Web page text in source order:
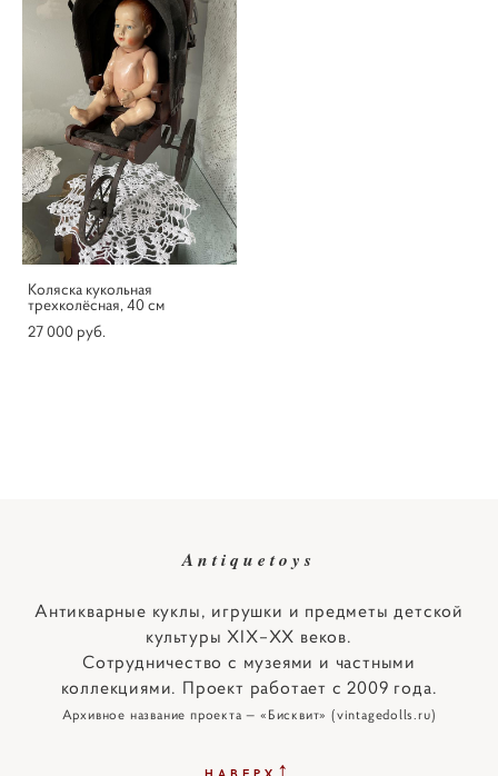
Коляска кукольная
трехколёсная, 40 см
27 000 pуб.
Antiquetoys
Антикварные куклы, игрушки и предметы детской
культуры XIX–XX веков.
Сотрудничество с музеями и частными
коллекциями. Проект работает с 2009 года.
Архивное название проекта — «Бисквит» (vintagedolls.ru)
↑